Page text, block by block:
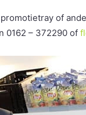
of
0162 – 372290 of